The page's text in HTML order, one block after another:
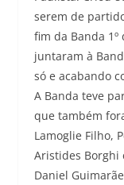
serem de
fim da Banda 1º
juntaram à
só e acabando
A Banda teve
que também
Lamoglie Filho,
Aristides Borghi
Daniel